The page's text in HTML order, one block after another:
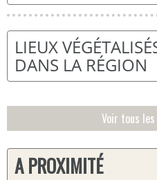
LIEUX
DANS LA RÉGION
Voir tous
A PROXIMITÉ